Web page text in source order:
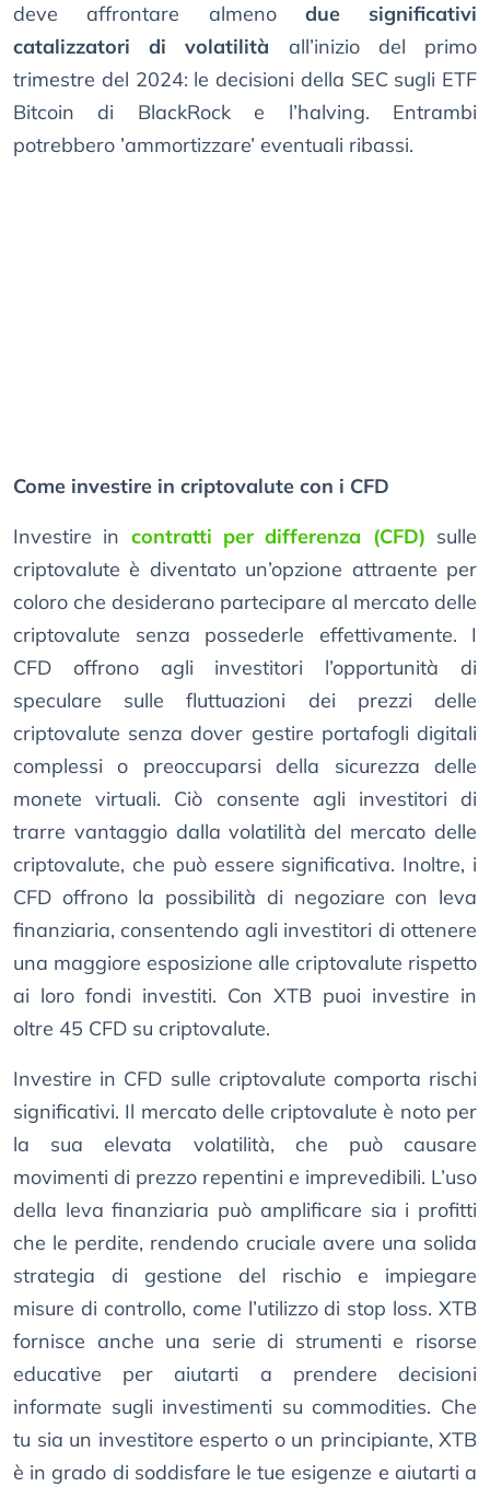
deve affrontare almeno due significativi
catalizzatori di volatilità all’inizio del primo
trimestre del 2024: le decisioni della SEC sugli ETF
Bitcoin di BlackRock e l’halving. Entrambi
potrebbero ’ammortizzare’ eventuali ribassi.
Come investire in criptovalute con i CFD
Investire in contratti per differenza (CFD) sulle
criptovalute è diventato un’opzione attraente per
coloro che desiderano partecipare al mercato delle
criptovalute senza possederle effettivamente. I
CFD offrono agli investitori l’opportunità di
speculare sulle fluttuazioni dei prezzi delle
criptovalute senza dover gestire portafogli digitali
complessi o preoccuparsi della sicurezza delle
monete virtuali. Ciò consente agli investitori di
trarre vantaggio dalla volatilità del mercato delle
criptovalute, che può essere significativa. Inoltre, i
CFD offrono la possibilità di negoziare con leva
finanziaria, consentendo agli investitori di ottenere
una maggiore esposizione alle criptovalute rispetto
ai loro fondi investiti. Con XTB puoi investire in
oltre 45 CFD su criptovalute.
Investire in CFD sulle criptovalute comporta rischi
significativi. Il mercato delle criptovalute è noto per
la sua elevata volatilità, che può causare
movimenti di prezzo repentini e imprevedibili. L’uso
della leva finanziaria può amplificare sia i profitti
che le perdite, rendendo cruciale avere una solida
strategia di gestione del rischio e impiegare
misure di controllo, come l’utilizzo di stop loss. XTB
fornisce anche una serie di strumenti e risorse
educative per aiutarti a prendere decisioni
informate sugli investimenti su commodities. Che
tu sia un investitore esperto o un principiante, XTB
è in grado di soddisfare le tue esigenze e aiutarti a